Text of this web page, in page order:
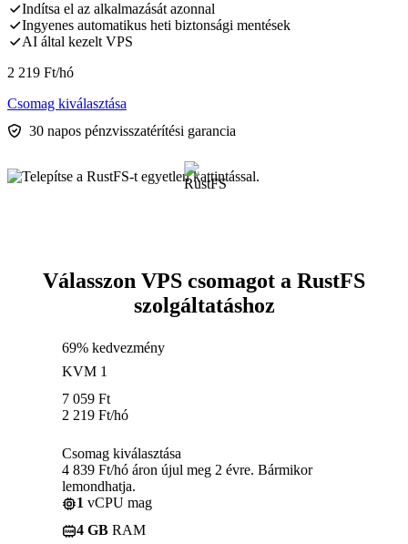
Indítsa el az alkalmazását azonnal
Ingyenes automatikus heti biztonsági mentések
AI által kezelt VPS
2 219 Ft/hó
Csomag kiválasztása
30 napos pénzvisszatérítési garancia
Válasszon VPS csomagot a RustFS
szolgáltatáshoz
69% kedvezmény
KVM 1
7 059 Ft
2 219 Ft/hó
Csomag kiválasztása
4 839 Ft/hó áron újul meg 2 évre. Bármikor
lemondhatja.
1 vCPU mag
4 GB RAM